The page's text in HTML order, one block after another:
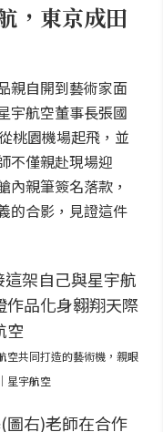
，東京成田
親自開到藝術家面
宇航空董事長張國
桃園機場起飛，並
不僅親赴現場迎
內親筆簽名落款，
的合影，見證這件
空共同打造的藝術機，親眼
星宇航空